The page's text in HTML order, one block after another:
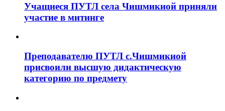
Учащиеся ПУТЛ села Чишмикиой приняли
участие в митинге
Преподавателю ПУТЛ с.Чишмикиой
присвоили высшую дидактическую
категорию по предмету